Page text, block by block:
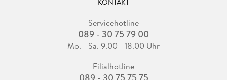
KONTAKT
Servicehotline
089 - 30 75 79 00
Mo. - Sa. 9.00 - 18.00 Uhr
Filialhotline